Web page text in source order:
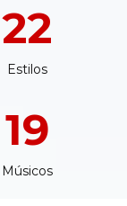
22
Estilos
19
Músicos